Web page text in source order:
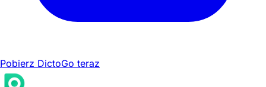
Pobierz DictoGo teraz